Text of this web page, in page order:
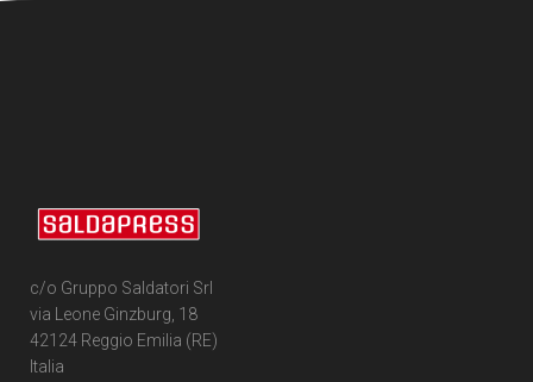
c/o Gruppo Saldatori Srl
via Leone Ginzburg, 18
42124 Reggio Emilia (RE)
Italia